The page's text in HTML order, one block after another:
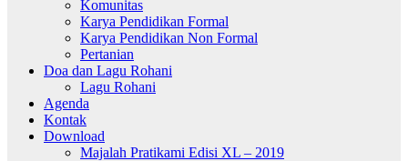
Komunitas
Karya Pendidikan Formal
Karya Pendidikan Non Formal
Pertanian
Doa dan Lagu Rohani
Lagu Rohani
Agenda
Kontak
Download
Majalah Pratikami Edisi XL – 2019